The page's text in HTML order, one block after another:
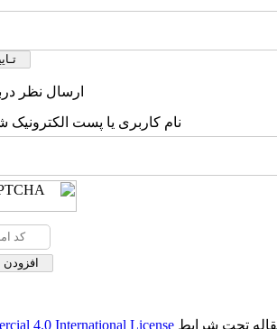
ارسال نظر
نام کاربری یا پست الکترونیک
تحت شرایط 4.0 International License